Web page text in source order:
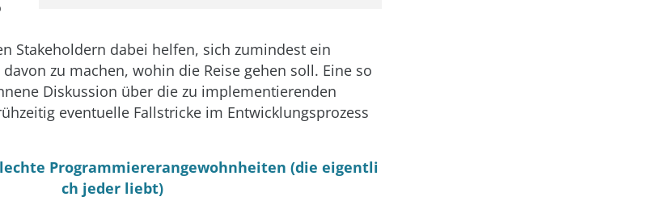
Stakeholdern dabei helfen, sich zumindest ein
zu machen, wohin die Reise gehen soll. Eine so
Diskussion über die zu implementierenden
eventuelle Fallstricke im Entwicklungsprozess
Programmiererangewohnheiten (die eigentli
ch jeder liebt)